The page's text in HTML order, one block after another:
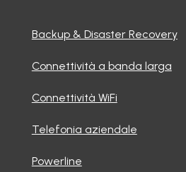
Backup & Disaster Recovery
Connettività a banda larga
Connettività WiFi
Telefonia aziendale
Powerline